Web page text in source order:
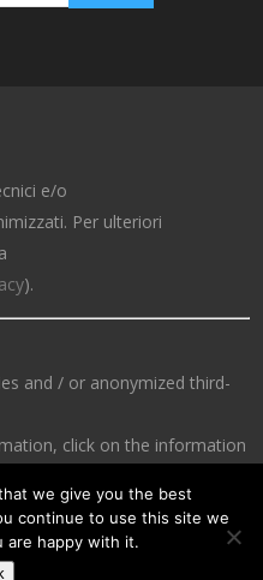
e/o
Per ulteriori
).
and / or anonymized third-
click on the information
we give you the best
continue to use this site we
are happy with it.